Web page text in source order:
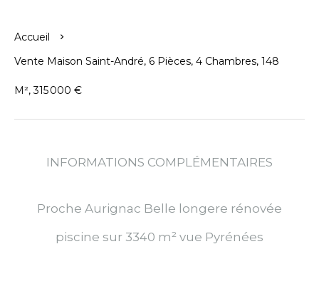
Accueil
Vente Maison Saint-André, 6 Pièces, 4 Chambres, 148
M², 315 000 €
INFORMATIONS COMPLÉMENTAIRES
Proche Aurignac Belle longere rénovée
piscine sur 3340 m² vue Pyrénées